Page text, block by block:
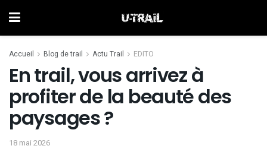
Accueil Blog de trail Actu Trail EDITO
En trail, vous arrivez à
profiter de la beauté des
paysages ?
18 mai 2026